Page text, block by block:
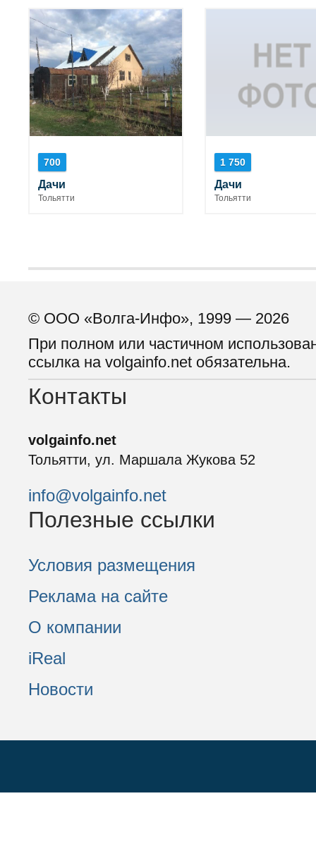
700
Дачи
Тольятти
1 750
Дачи
Тольятти
© ООО «Волга-Инфо», 1999 — 2026
При полном или частичном
ссылка на volgainfo.net обязательна.
Контакты
volgainfo.net
Тольятти, ул. Маршала Жукова 52
info@volgainfo.net
Полезные ссылки
Условия размещения
Реклама на сайте
О компании
iReal
Новости